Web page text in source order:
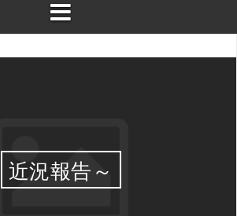
近況報告～